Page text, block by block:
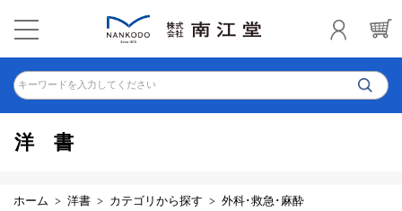
キーワードを入力してください
洋書
ホーム 洋書 カテゴリから探す
外科･救急･麻酔